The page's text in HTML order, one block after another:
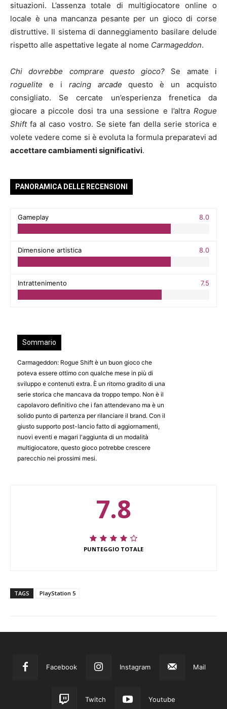
situazioni. L’assenza totale di multigiocatore online o
locale è una mancanza pesante per un gioco di corse
distruttive. Il sistema di danneggiamento basilare delude
rispetto alle aspettative legate al nome Carmageddon.
Chi dovrebbe comprare questo gioco? Se amate i
roguelite e i racing arcade questo è un acquisto
consigliato. Se cercate un’esperienza frenetica da
giocare a piccole dosi tra una sessione e l’altra Rogue
Shiftfa al caso vostro. Se siete fan della serie storica e
volete vedere come si è evoluta la formula preparatevi ad
accettare cambiamenti significativi.
PANORAMICA DELLE RECENSIONI
Gameplay 8.0
Dimensione artistica 8.0
Intrattenimento 7.5
Sommario
Carmageddon: Rogue Shift è un buon gioco che
poteva essere ottimo con qualche mese in più di
sviluppo e contenuti extra. È un ritorno gradito di una
serie storica che mancava da troppo tempo. Non è il
capolavoro definitivo che i fan attendevano ma è un
solido punto di partenza per rilanciare il brand. Con il
giusto supporto post-lancio fatto di aggiornamenti,
nuovi eventi e magari l'aggiunta di un modalità
multigiocatore, questo gioco potrebbe crescere
parecchio nei prossimi mesi.
7.8
PUNTEGGIO TOTALE
TAGS PlayStation 5
Facebook Instagram Mail
Twitch Youtube